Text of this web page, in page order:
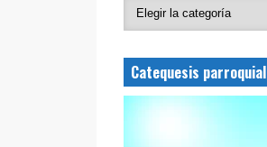
Catequesis parroquial